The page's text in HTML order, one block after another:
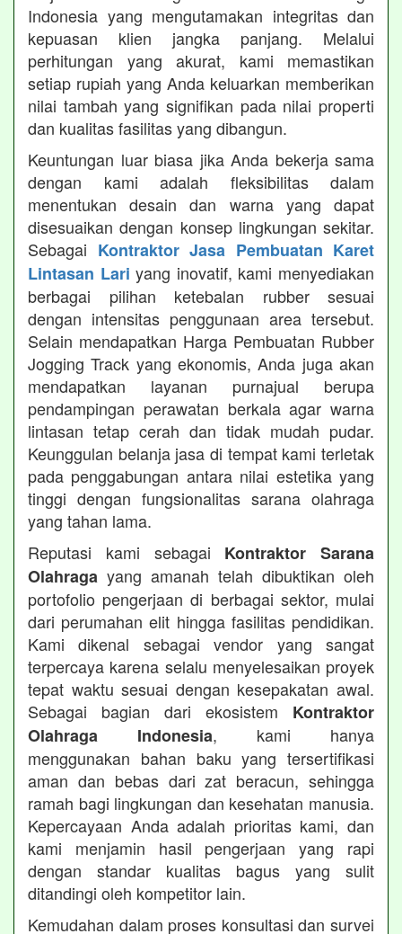
Indonesia yang mengutamakan integritas dan
kepuasan klien jangka panjang. Melalui
perhitungan yang akurat, kami memastikan
setiap rupiah yang Anda keluarkan memberikan
nilai tambah yang signifikan pada nilai properti
dan kualitas fasilitas yang dibangun.
Keuntungan luar biasa jika Anda bekerja sama
dengan kami adalah fleksibilitas dalam
menentukan desain dan warna yang dapat
disesuaikan dengan konsep lingkungan sekitar.
Sebagai Kontraktor Jasa Pembuatan Karet
Lintasan Lari yang inovatif, kami menyediakan
berbagai pilihan ketebalan rubber sesuai
dengan intensitas penggunaan area tersebut.
Selain mendapatkan Harga Pembuatan Rubber
Jogging Track yang ekonomis, Anda juga akan
mendapatkan layanan purnajual berupa
pendampingan perawatan berkala agar warna
lintasan tetap cerah dan tidak mudah pudar.
Keunggulan belanja jasa di tempat kami terletak
pada penggabungan antara nilai estetika yang
tinggi dengan fungsionalitas sarana olahraga
yang tahan lama.
Reputasi kami sebagai Kontraktor Sarana
Olahraga yang amanah telah dibuktikan oleh
portofolio pengerjaan di berbagai sektor, mulai
dari perumahan elit hingga fasilitas pendidikan.
Kami dikenal sebagai vendor yang sangat
terpercaya karena selalu menyelesaikan proyek
tepat waktu sesuai dengan kesepakatan awal.
Sebagai bagian dari ekosistem Kontraktor
Olahraga Indonesia, kami hanya
menggunakan bahan baku yang tersertifikasi
aman dan bebas dari zat beracun, sehingga
ramah bagi lingkungan dan kesehatan manusia.
Kepercayaan Anda adalah prioritas kami, dan
kami menjamin hasil pengerjaan yang rapi
dengan standar kualitas bagus yang sulit
ditandingi oleh kompetitor lain.
Kemudahan dalam proses konsultasi dan survei